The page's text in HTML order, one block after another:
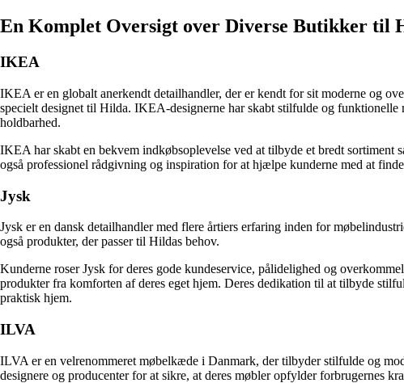
En Komplet Oversigt over Diverse Butikker til
IKEA
IKEA er en globalt anerkendt detailhandler, der er kendt for sit moderne og
specielt designet til Hilda. IKEA-designerne har skabt stilfulde og
holdbarhed.
IKEA har skabt en bekvem indkøbsoplevelse ved at tilbyde et bredt sortiment
også professionel rådgivning og inspiration for at hjælpe kunderne med at
Jysk
Jysk er en dansk detailhandler med flere årtiers erfaring inden for
også produkter, der passer til Hildas behov.
Kunderne roser Jysk for deres gode kundeservice, pålidelighed og
produkter fra komforten af deres eget hjem. Deres dedikation til at tilbyde
praktisk hjem.
ILVA
ILVA er en velrenommeret møbelkæde i Danmark, der tilbyder stilfulde og
designere og producenter for at sikre, at deres møbler opfylder forbrugernes